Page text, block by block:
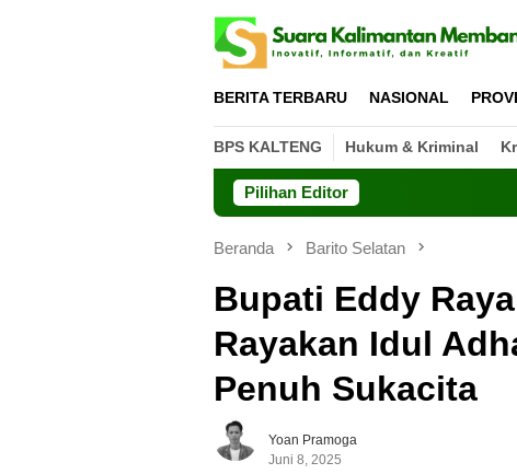
BERITA TERBARU NASIONAL
BPS KALTENG Hukum & Kriminal
Pilihan Editor
Beranda Barito Selatan
Bupati Eddy
Rayakan Idul
Penuh Sukacita
Yoan Pramoga
Juni 8, 2025